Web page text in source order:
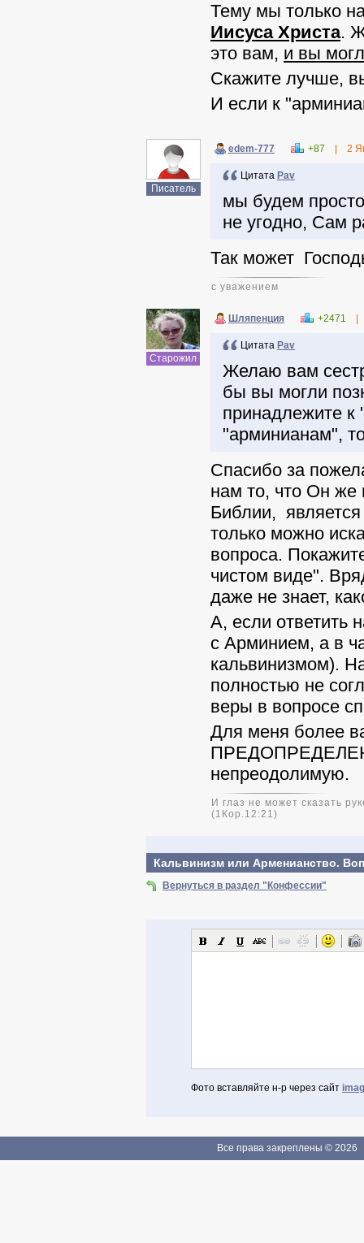
Тему мы только
Иисуса Христа.
это вам, и вы
Скажите лучше,
И если к
Писатель
edem-777 +87 2
Цитата Pav
мы будем
не угодно, Сам
Так может
с уважением
Старожил
Шляпенция +2471
Цитата Pav
Желаю вам
бы вы могли
принадлежите к
"арминианам",
Спасибо за
нам то, что Он же
Библии,
только можно
вопроса.
чистом виде".
даже не знает,
А, если ответить
с Арминием, а в
кальвинизмом).
полностью не
веры в вопросе
Для меня более
непреодолимую.
И глаз не может сказать
(1Кор.12:21)
Кальвинизм или Арменианство.
Вернуться в раздел "Конфессии"
Фото вставляйте н-р через сайт
Если Вы зарегистрированы
Все права закреплены © 2026